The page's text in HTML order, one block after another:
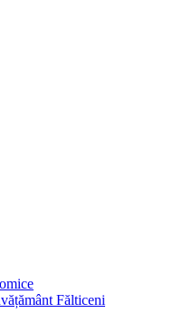
Fălticeni